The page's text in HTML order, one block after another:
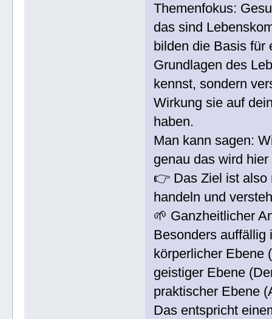
Themenfokus:
das sind
bilden die Basis für
Grundlagen des
kennst, sondern
Wirkung sie auf
haben.
Man kann sagen:
genau das wird
👉 Das Ziel ist also
handeln und
🌱 Ganzheitlicher
Besonders auffällig
körperlicher Ebene
geistiger Ebene
praktischer Ebene
Das entspricht